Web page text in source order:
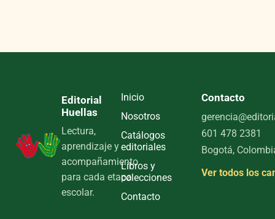
Editorial
Huellas
Lectura,
aprendizaje y
acompañamiento
para cada etapa
escolar.
Inicio
Nosotros
Catálogos
editoriales
Libros y
colecciones
Contacto
Contacto
601 478 2381
Bogotá,
Ver todos los